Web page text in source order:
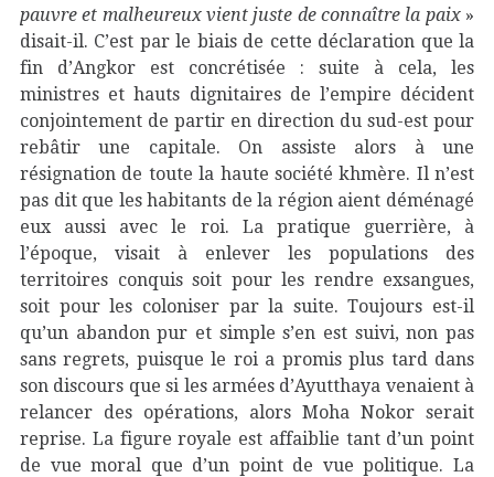
pauvre et malheureux vient juste de connaître la paix»
disait-il. C’est par le biais de cette déclaration que la
fin d’Angkor est concrétisée : suite à cela, les
ministres et hauts dignitaires de l’empire décident
conjointement de partir en direction du sud-est pour
rebâtir une capitale. On assiste alors à une
résignation de toute la haute société khmère. Il n’est
pas dit que les habitants de la région aient déménagé
eux aussi avec le roi. La pratique guerrière, à
l’époque, visait à enlever les populations des
territoires conquis soit pour les rendre exsangues,
soit pour les coloniser par la suite. Toujours est-il
qu’un abandon pur et simple s’en est suivi, non pas
sans regrets, puisque le roi a promis plus tard dans
son discours que si les armées d’Ayutthaya venaient à
relancer des opérations, alors Moha Nokor serait
reprise. La figure royale est affaiblie tant d’un point
de vue moral que d’un point de vue politique. La